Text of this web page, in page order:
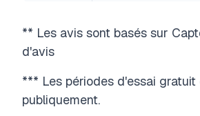
** Les avis sont basés sur
d'avis
*** Les périodes d'essai
publiquement.